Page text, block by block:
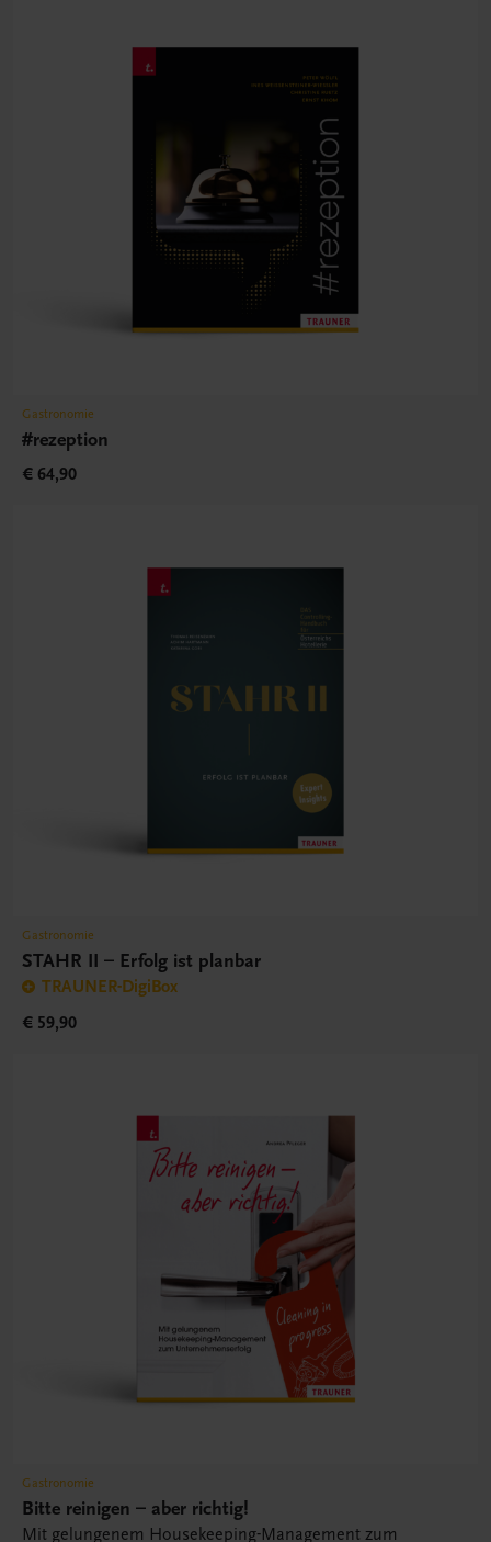
Gastronomie
#rezeption
€ 64,90
Gastronomie
STAHR II – Erfolg ist planbar
TRAUNER-DigiBox
€ 59,90
Gastronomie
Bitte reinigen – aber richtig!
Mit gelungenem Housekeeping-Management zum